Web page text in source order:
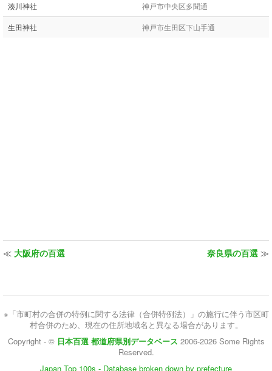
湊川神社 神戸市中央区多聞通
生田神社 神戸市生田区下山手通
≪ 大阪府の百選 奈良県の百選 ≫
※「市町村の合併の特例に関する法律（合併特例法）」の施行に伴う市区町
村合併のため、現在の住所地域名と異なる場合があります。
Copyright - © 日本百選 都道府県別データベース 2006-2026 Some Rights
Reserved.
Japan Top 100s - Database broken down by prefecture